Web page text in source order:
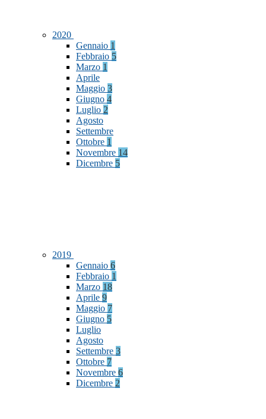
2020
Gennaio 1
Febbraio 5
Marzo 1
Aprile
Maggio 3
Giugno 4
Luglio 2
Agosto
Settembre
Ottobre 1
Novembre 14
Dicembre 5
2019
Gennaio 6
Febbraio 1
Marzo 18
Aprile 9
Maggio 7
Giugno 5
Luglio
Agosto
Settembre 3
Ottobre 7
Novembre 6
Dicembre 2